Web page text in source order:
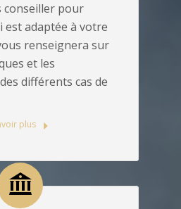
conseiller pour
est adaptée à votre
renseignera sur
et les
différents cas de
plus